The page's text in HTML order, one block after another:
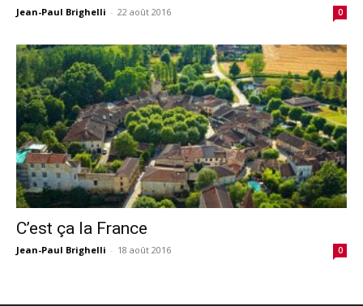
Jean-Paul Brighelli - 22 août 2016 0
C’est ça la France
Jean-Paul Brighelli - 18 août 2016 0